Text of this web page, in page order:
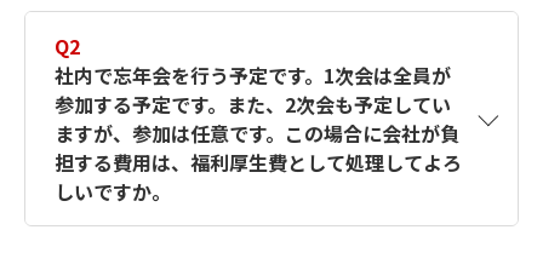
待等の行為を行うために支出するものが該当
します。
得意先に招待された忘年会に出席するために
支出した交通費は、得意先が行う接待を受け
るために支出するものであり、当社が行う接
待のために支出するものではないので、交際
Q2
社内で忘年会を行う予定です。1次会は全員が
参加する予定です。また、2次会も予定してい
ますが、参加は任意です。この場合に会社が負
担する費用は、福利厚生費として処理してよろ
しいですか。